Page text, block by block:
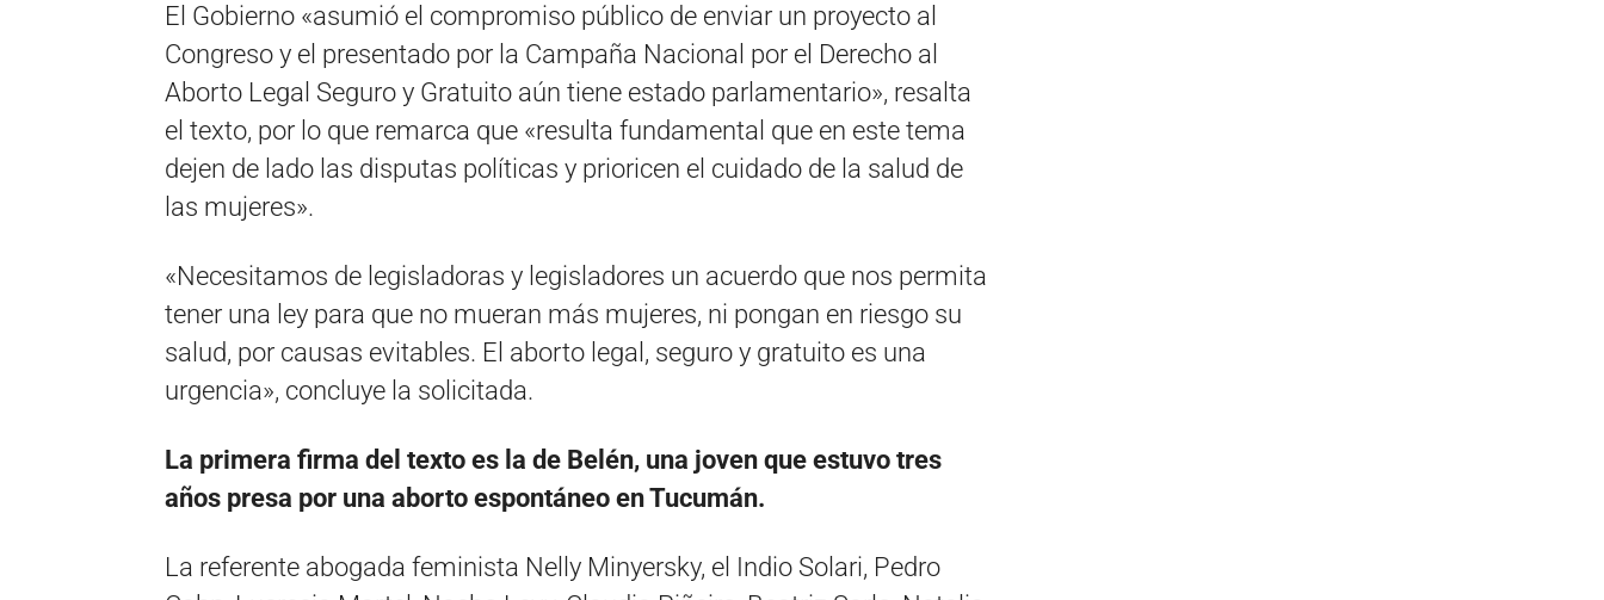
El Gobierno «asumió el compromiso público de enviar un proyecto al
Congreso y el presentado por la Campaña Nacional por el Derecho al
Aborto Legal Seguro y Gratuito aún tiene estado parlamentario», resalta
el texto, por lo que remarca que «resulta fundamental que en este tema
dejen de lado las disputas políticas y prioricen el cuidado de la salud de
las mujeres».
«Necesitamos de legisladoras y legisladores un acuerdo que nos permita
tener una ley para que no mueran más mujeres, ni pongan en riesgo su
salud, por causas evitables. El aborto legal, seguro y gratuito es una
urgencia», concluye la solicitada.
La primera firma del texto es la de Belén, una joven que estuvo tres
años presa por una aborto espontáneo en Tucumán.
La referente abogada feminista Nelly Minyersky, el Indio Solari, Pedro